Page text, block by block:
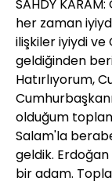
SAHDY
her zaman
ilişkiler iyiydi
geldiğinden
Hatırlıyorum,
olduğum
Salam'la
geldik.
bir adam.